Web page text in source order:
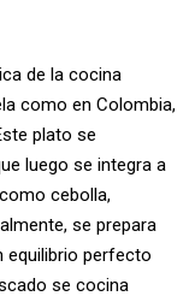
de la cocina
como en Colombia,
plato se
luego se integra a
cebolla,
se prepara
equilibrio perfecto
se cocina